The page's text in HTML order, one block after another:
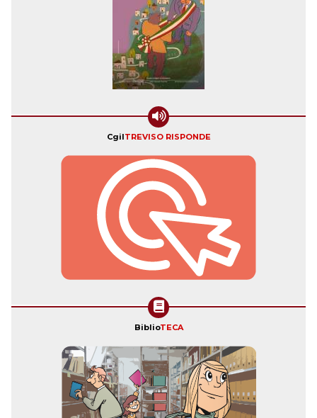
CgilTREVISO RISPONDE
BiblioTECA